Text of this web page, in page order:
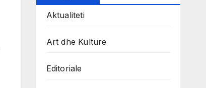
Aktualiteti
Art dhe Kulture
Editoriale